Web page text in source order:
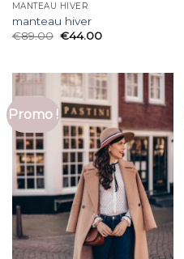
MANTEAU HIVER
manteau hiver
€89.00 €44.00
Promo !